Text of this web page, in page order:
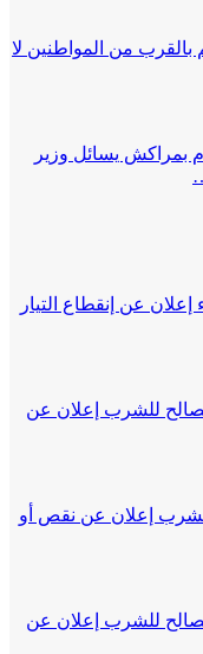
من المواطنين لا
بمراكش يسائل وزير
عن إنقطاع التيار
للشرب إعلان عن
إعلان عن نقص أو
للشرب إعلان عن